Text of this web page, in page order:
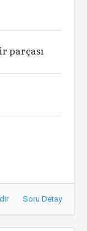
parçası
Soru Detay